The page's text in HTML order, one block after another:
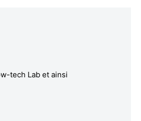
tech Lab et ainsi